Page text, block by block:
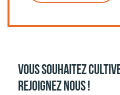
Vous souhaitez
Rejoignez nous !